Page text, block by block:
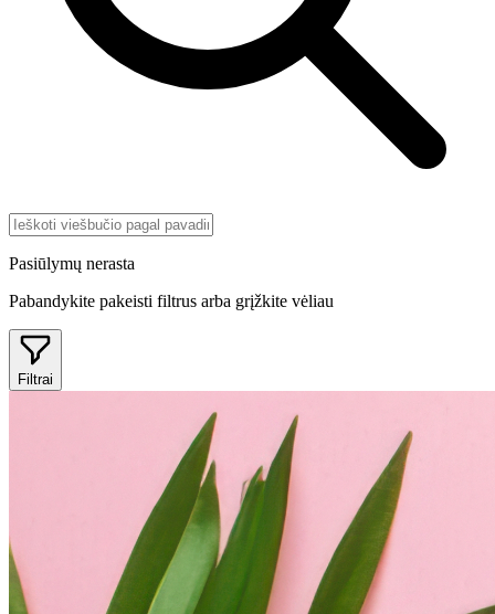
Pasiūlymų nerasta
Pabandykite pakeisti filtrus arba grįžkite vėliau
Filtrai